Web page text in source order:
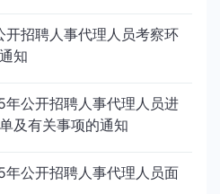
招聘人事代理人员考察环
知
公开招聘人事代理人员进
及有关事项的通知
公开招聘人事代理人员面